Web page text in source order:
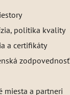
politika kvality
a certifikáty
zodpovednosť
miesta a partneri